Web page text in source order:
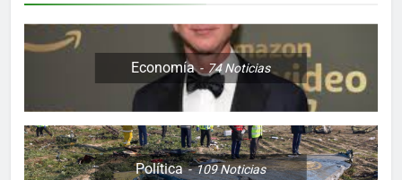
Economía 74Noticias
Política 109Noticias